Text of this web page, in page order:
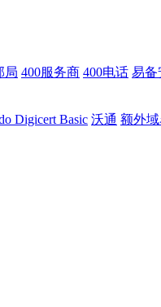
局 400服务商 400电话 易备
Digicert Basic 沃通 额外